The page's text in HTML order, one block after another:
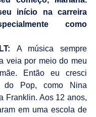
início na carreira
como
A música sempre
veia por meio do meu
Então eu cresci
do Pop, como Nina
Franklin. Aos 12 anos,
em uma escola de